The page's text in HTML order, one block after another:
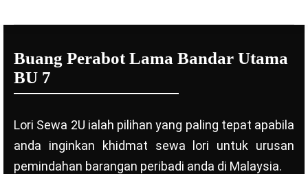
Buang Perabot Lama Bandar Utama
BU 7
Lori Sewa 2U ialah pilihan yang paling tepat apabila
anda inginkan khidmat sewa lori untuk urusan
pemindahan barangan peribadi anda di Malaysia.